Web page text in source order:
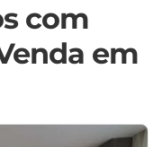
com
em